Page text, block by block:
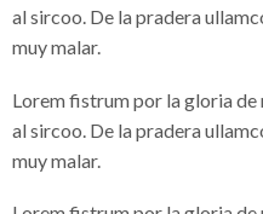
al sircoo. De la pradera
muy malar.
Lorem fistrum por la gloria de
al sircoo. De la pradera
muy malar.